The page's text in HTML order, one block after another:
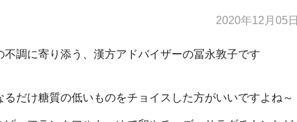
2020年12月05日
調に寄り添う、漢方アドバイザーの冨永敦子です
だけ糖質の低いものをチョイスした方がいいですよね～